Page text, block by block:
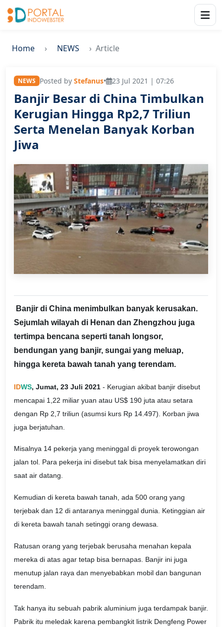
Home NEWS Article
NEWS Posted by Stefanus• 23 Jul 2021 | 07:26
Banjir Besar di China Timbulkan
Kerugian Hingga Rp2,7 Triliun
Serta Menelan Banyak Korban
Jiwa
Banjir di China menimbulkan banyak kerusakan.
Sejumlah wilayah di Henan dan Zhengzhou juga
tertimpa bencana seperti tanah longsor,
bendungan yang banjir, sungai yang meluap,
hingga kereta bawah tanah yang terendam.
IDWS, Jumat, 23 Juli 2021 - Kerugian akibat banjir disebut
mencapai 1,22 miliar yuan atau US$ 190 juta atau setara
dengan Rp 2,7 triliun (asumsi kurs Rp 14.497). Korban jiwa
juga berjatuhan.
Misalnya 14 pekerja yang meninggal di proyek terowongan
jalan tol. Para pekerja ini disebut tak bisa menyelamatkan diri
saat air datang.
Kemudian di kereta bawah tanah, ada 500 orang yang
terjebak dan 12 di antaranya meninggal dunia. Ketinggian air
di kereta bawah tanah setinggi orang dewasa.
Ratusan orang yang terjebak berusaha menahan kepala
mereka di atas agar tetap bisa bernapas. Banjir ini juga
menutup jalan raya dan menyebabkan mobil dan bangunan
terendam.
Tak hanya itu sebuah pabrik aluminium juga terdampak banjir.
Pabrik itu meledak karena pembangkit listrik Dengfeng Power